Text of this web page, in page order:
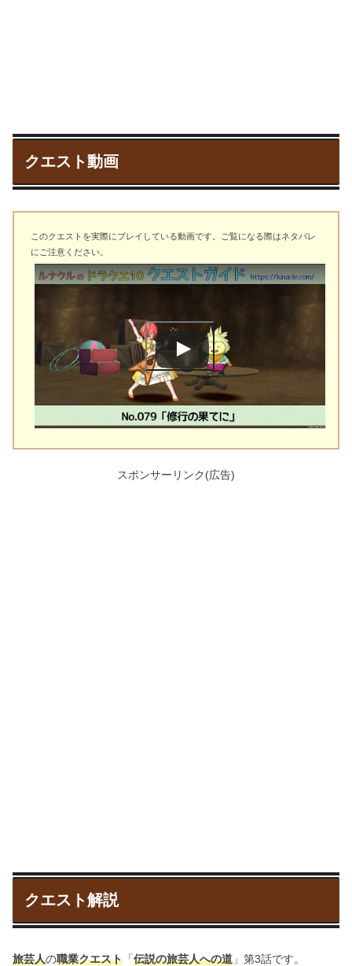
クエスト動画
このクエストを実際にプレイしている動画です。ご覧になる際はネタバレ
にご注意ください。
スポンサーリンク(広告)
クエスト解説
旅芸人の職業クエスト 「伝説の旅芸人への道 」第3話です。